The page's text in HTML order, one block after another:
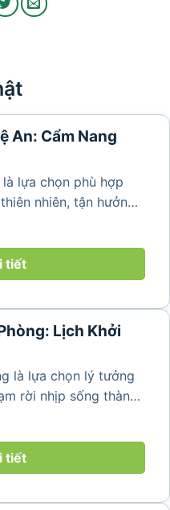
An: Cẩm Nang
lựa chọn phù hợp
nhiên, tận hưởng
phá vẻ đẹp bình yên
những bản làng mộc
tiết
Lịch Khởi
là lựa chọn lý tưởng
rời nhịp sống thành
rừng trong lành,
tiết